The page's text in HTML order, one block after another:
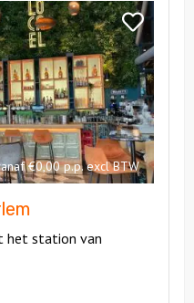
Bekijk
Locael
Centraal
Haarlem
€0,00 p.p. excl BTW
het station van